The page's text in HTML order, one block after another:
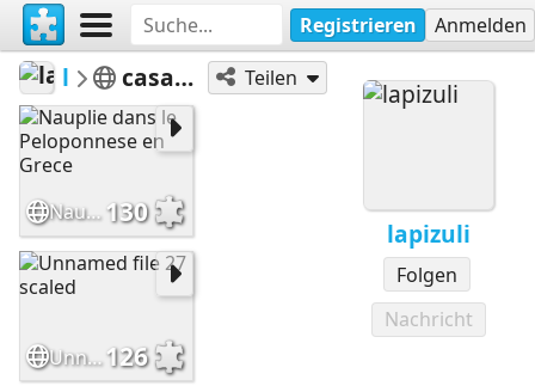
Registrieren Anmelden
lapizuli
Folgen
Nachricht
lapizuli casas-calles-fachadas Teilen
Nauplie dans le Peloponnese en Grece 130
Unnamed file 27 scaled126